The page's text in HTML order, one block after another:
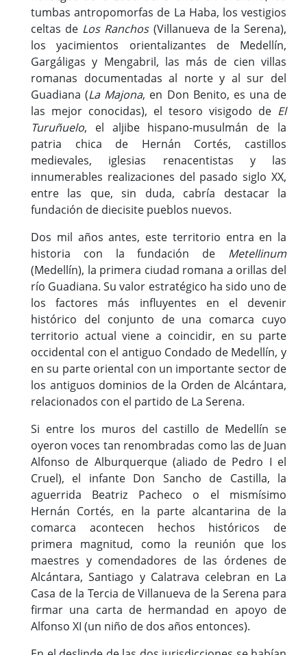
Ruecas
Santa Amalia
Torrefresneda
Valdehornillos
Valdetorres
Valdivia
Villanueva de la Serena
Villar de Rena
Vivares
Zurbarán
tumbas antropomorfas de La Haba, los vestigios
celtas de Los Ranchos(Villanueva de la Serena),
los yacimientos orientalizantes de Medellín,
Gargáligas y Mengabril, las más de cien villas
romanas documentadas al norte y al sur del
Guadiana (La Majona, en Don Benito, es una de
las mejor conocidas), el tesoro visigodo de El
Turuñuelo, el aljibe hispano-musulmán de la
patria chica de Hernán Cortés, castillos
medievales, iglesias renacentistas y las
innumerables realizaciones del pasado siglo XX,
entre las que, sin duda, cabría destacar la
fundación de diecisite pueblos nuevos.
Dos mil años antes, este territorio entra en la
historia con la fundación de Metellinum
(Medellín), la primera ciudad romana a orillas del
río Guadiana. Su valor estratégico ha sido uno de
los factores más influyentes en el devenir
histórico del conjunto de una comarca cuyo
territorio actual viene a coincidir, en su parte
occidental con el antiguo Condado de Medellín, y
en su parte oriental con un importante sector de
los antiguos dominios de la Orden de Alcántara,
relacionados con el partido de La Serena.
Si entre los muros del castillo de Medellín se
oyeron voces tan renombradas como las de Juan
Alfonso de Alburquerque (aliado de Pedro I el
Cruel), el infante Don Sancho de Castilla, la
aguerrida Beatriz Pacheco o el mismísimo
Hernán Cortés, en la parte alcantarina de la
comarca acontecen hechos históricos de
primera magnitud, como la reunión que los
maestres y comendadores de las órdenes de
Alcántara, Santiago y Calatrava celebran en La
Casa de la Tercia de Villanueva de la Serena para
firmar una carta de hermandad en apoyo de
Alfonso XI (un niño de dos años entonces).